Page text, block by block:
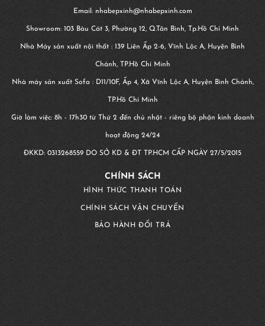
Email: nhabepxinh@nhabepxinh.com
Showroom: 103 Bàu Cát 3, Phường 12, Q.Tân Bình, Tp.Hồ Chí Minh
Nhà Máy sản xuất nội thất : 139 Liên Ấp 2-6, Vĩnh Lộc A, Huyện Bình
Chánh, TP.Hồ Chí Minh
Nhà máy sản xuất Sofa : D11/10F, Ấp 4, Xã Vĩnh Lộc A, Huyện Bình Chánh,
TP.Hồ Chí Minh
Giờ làm việc: 8h - 17h30 từ Thứ 2 đến chủ nhật - riêng bộ phận kinh doanh
hoạt động 24/24
ĐKKD: 0313268559 DO SỞ KD & ĐT TP.HCM CẤP NGÀY 27/5/2015
CHÍNH SÁCH
HÌNH THỨC THANH TOÁN
CHÍNH SÁCH VẬN CHUYỂN
BẢO HÀNH ĐỔI TRẢ